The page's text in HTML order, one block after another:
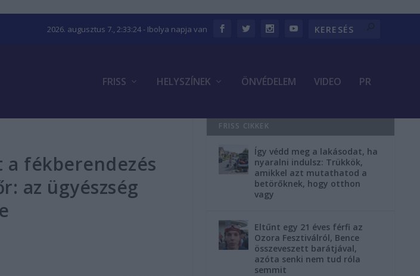
2026. augusztus 7., 2:33:25- Ibolya napja van
FRISS HELYSZÍNEK ÖNVÉDELEM VIDEO PR
fékberendezés
az ügyészség
FRISS CIKKEK
Így védd meg a lakásodat, ha
nyaralni indulsz: Trükkök,
amikkel azt mutathatod a
betörőknek, hogy otthon
vagy
Eltűnt egy 21 éves férfi az
Ozora Fesztiválról, Bence
összeveszett barátjával,
azóta senki nem tud róla
semmit